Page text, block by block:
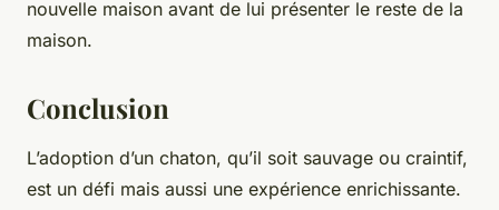
nouvelle maison avant de lui présenter le reste de la
maison.
Conclusion
L’adoption d’un chaton, qu’il soit sauvage ou craintif,
est un défi mais aussi une expérience enrichissante.